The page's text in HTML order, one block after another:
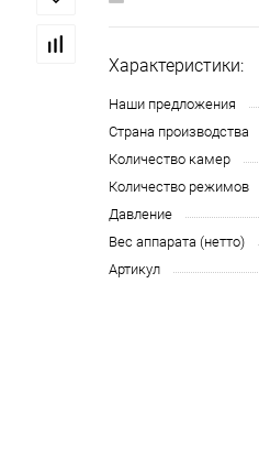
Характеристики:
Наши предложения
Страна производства
Количество камер
Количество режимов
Давление
Вес аппарата (нетто)
Артикул